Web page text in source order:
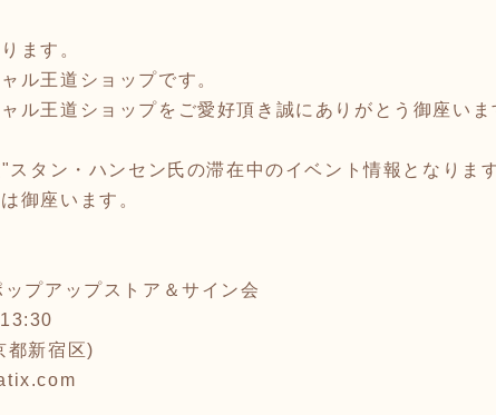
ます。
ル王道ショップです。
ル王道ショップをご愛好頂き誠にありがとう御座いま
タン・ハンセン氏の滞在中のイベント情報となりま
御座います。
プアップストア＆サイン会
都新宿区)